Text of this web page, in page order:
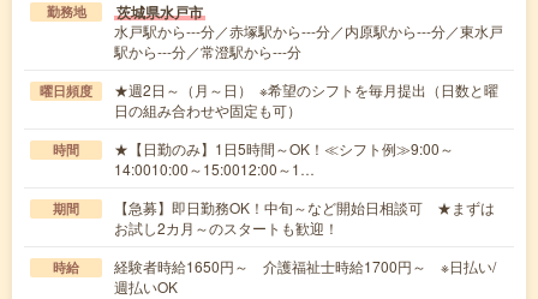
勤務地 茨城県水戸市
水戸駅から---分／赤塚駅から---分／内原駅から---分／東水戸
駅から---分／常澄駅から---分
曜日頻度
★週2日～（月～日） ※希望のシフトを毎月提出（日数と曜
日の組み合わせや固定も可）
時間
★【日勤のみ】1日5時間～OK！≪シフト例≫9:00～
14:0010:00～15:0012:00～1…
期間
【急募】即日勤務OK！中旬～など開始日相談可 ★まずは
お試し2カ月～のスタートも歓迎！
時給
経験者時給1650円～ 介護福祉士時給1700円～ ※日払い/
週払いOK